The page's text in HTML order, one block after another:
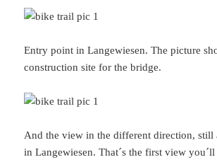
Entry point in Langewiesen. The picture
construction site for the bridge.
And the view in the different direction, still
in Langewiesen. That´s the first view